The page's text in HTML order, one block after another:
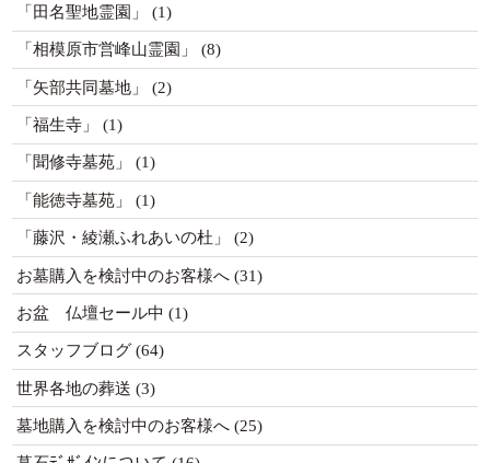
「田名聖地霊園」 (1)
「相模原市営峰山霊園」 (8)
「矢部共同墓地」 (2)
「福生寺」 (1)
「聞修寺墓苑」 (1)
「能徳寺墓苑」 (1)
「藤沢・綾瀬ふれあいの杜」 (2)
お墓購入を検討中のお客様へ(31)
お盆 仏壇セール中 (1)
スタッフブログ(64)
世界各地の葬送 (3)
墓地購入を検討中のお客様へ(25)